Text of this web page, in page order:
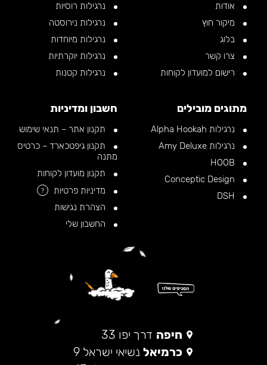
אודות
מיקור חוץ
בלוג
צרו קשר
רישום למועדון לקוחות
נרגילות רוסיות
נרגילות נירוסטה
נרגילות מיוחדות
נרגילות יוקרתיות
נרגילות קטנות
מתוגים מובילים
נרגילות Alpha Hookah
נרגילות Amy Deluxe
חשבון ומדיניות
תקנון אתר – תנאי שימוש
תקנון גיפטכארד – כרטיס
מתנה
תקנון מועדון לקוחות
מדיניות פרטיות
?
הצהרת נגישות
החשבון שלי
חיפה דרך יפו 33
כרמיאל נשיאי ישראל 9